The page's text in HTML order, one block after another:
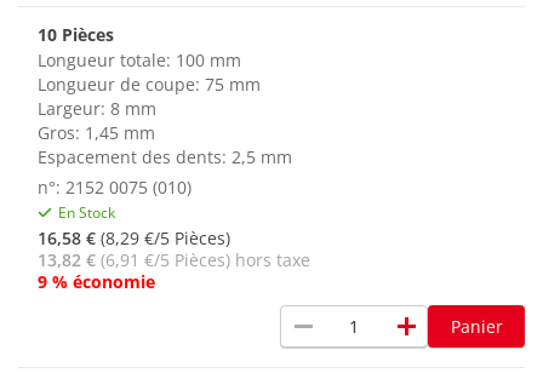
10 Pièces
Longueur totale: 100 mm
Longueur de coupe: 75 mm
Largeur: 8 mm
Gros: 1,45 mm
Espacement des dents: 2,5 mm
n°: 2152 0075 (010)
En Stock
16,58 € (8,29 €/5 Pièces)
13,82 € (6,91 €/5 Pièces) hors taxe
9 % économie
remove add Panier